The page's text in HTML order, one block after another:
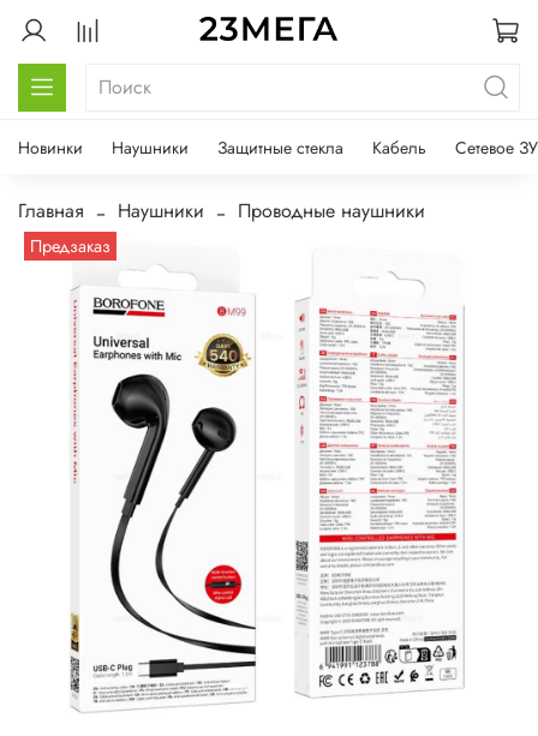
Новинки Наушники Защитные стекла Кабель Сетевое ЗУ
Главная Наушники Проводные наушники
Предзаказ